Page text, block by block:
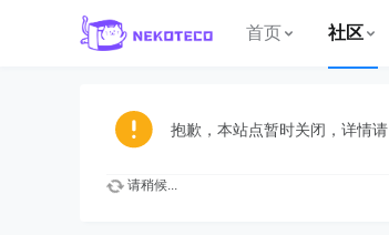
首页 社区
抱歉，本站点暂时关闭，详情请
请稍候...